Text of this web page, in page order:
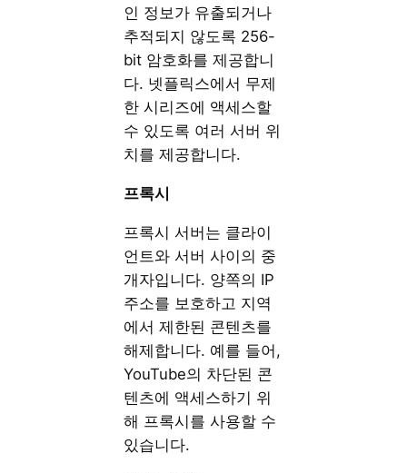
인 정보가 유출되거나
추적되지 않도록 256-
bit 암호화를 제공합니
다. 넷플릭스에서 무제
한 시리즈에 액세스할
수 있도록 여러 서버 위
치를 제공합니다.
프록시
프록시 서버는 클라이
언트와 서버 사이의 중
개자입니다. 양쪽의 IP
주소를 보호하고 지역
에서 제한된 콘텐츠를
해제합니다. 예를 들어,
YouTube의 차단된 콘
텐츠에 액세스하기 위
해 프록시를 사용할 수
있습니다.